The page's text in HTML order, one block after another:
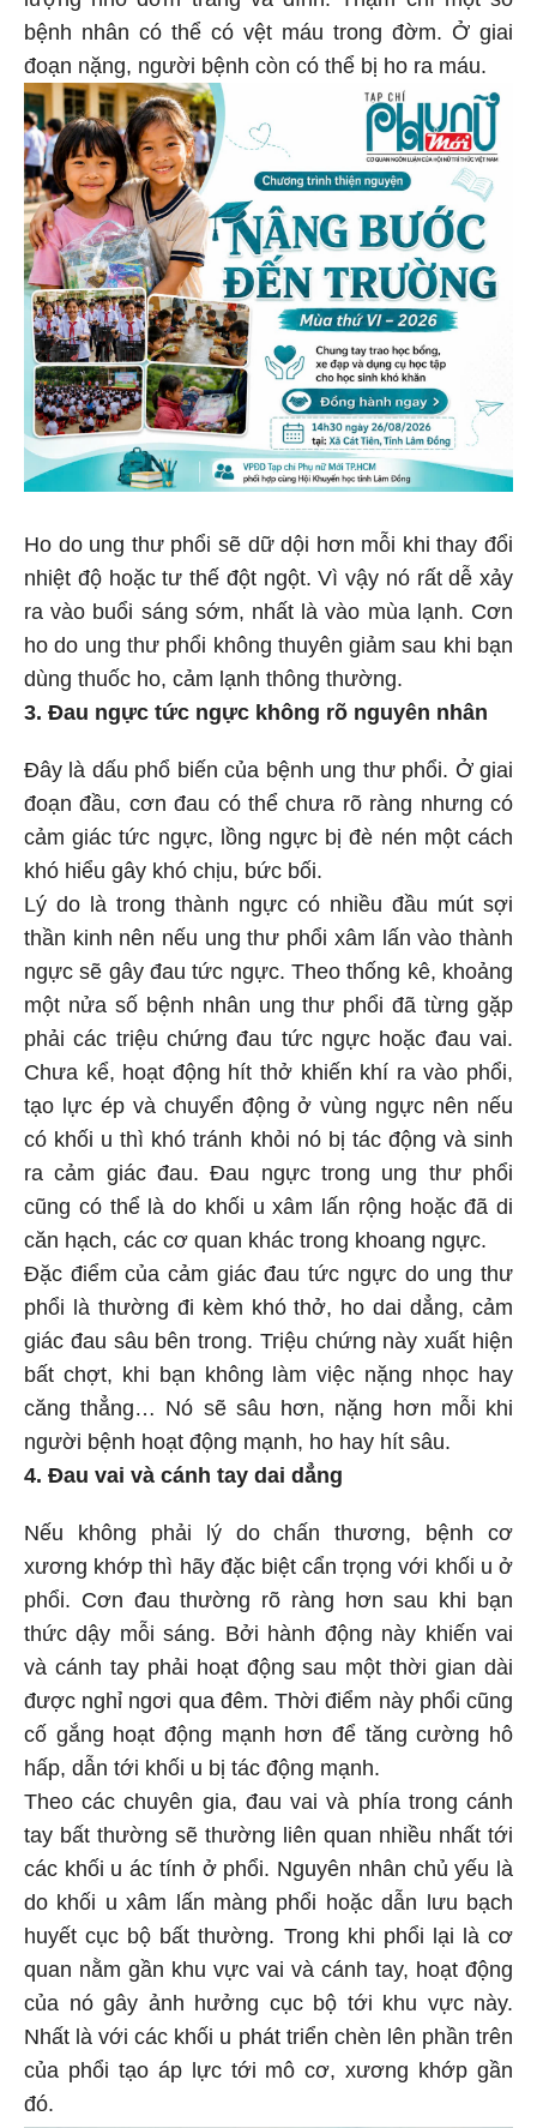
bệnh nhân có thể có vệt máu trong đờm. Ở giai
đoạn nặng, người bệnh còn có thể bị ho ra máu.
Ho do ung thư phổi sẽ dữ dội hơn mỗi khi thay đổi
nhiệt độ hoặc tư thế đột ngột. Vì vậy nó rất dễ xảy
ra vào buổi sáng sớm, nhất là vào mùa lạnh. Cơn
ho do ung thư phổi không thuyên giảm sau khi bạn
dùng thuốc ho, cảm lạnh thông thường.
3. Đau ngực tức ngực không rõ nguyên nhân
Đây là dấu phổ biến của bệnh ung thư phổi. Ở giai
đoạn đầu, cơn đau có thể chưa rõ ràng nhưng có
cảm giác tức ngực, lồng ngực bị đè nén một cách
khó hiểu gây khó chịu, bức bối.
Lý do là trong thành ngực có nhiều đầu mút sợi
thần kinh nên nếu ung thư phổi xâm lấn vào thành
ngực sẽ gây đau tức ngực. Theo thống kê, khoảng
một nửa số bệnh nhân ung thư phổi đã từng gặp
phải các triệu chứng đau tức ngực hoặc đau vai.
Chưa kể, hoạt động hít thở khiến khí ra vào phổi,
tạo lực ép và chuyển động ở vùng ngực nên nếu
có khối u thì khó tránh khỏi nó bị tác động và sinh
ra cảm giác đau. Đau ngực trong ung thư phổi
cũng có thể là do khối u xâm lấn rộng hoặc đã di
căn hạch, các cơ quan khác trong khoang ngực.
Đặc điểm của cảm giác đau tức ngực do ung thư
phổi là thường đi kèm khó thở, ho dai dẳng, cảm
giác đau sâu bên trong. Triệu chứng này xuất hiện
bất chợt, khi bạn không làm việc nặng nhọc hay
căng thẳng… Nó sẽ sâu hơn, nặng hơn mỗi khi
người bệnh hoạt động mạnh, ho hay hít sâu.
4. Đau vai và cánh tay dai dẳng
Nếu không phải lý do chấn thương, bệnh cơ
xương khớp thì hãy đặc biệt cẩn trọng với khối u ở
phổi. Cơn đau thường rõ ràng hơn sau khi bạn
thức dậy mỗi sáng. Bởi hành động này khiến vai
và cánh tay phải hoạt động sau một thời gian dài
được nghỉ ngơi qua đêm. Thời điểm này phổi cũng
cố gắng hoạt động mạnh hơn để tăng cường hô
hấp, dẫn tới khối u bị tác động mạnh.
Theo các chuyên gia, đau vai và phía trong cánh
tay bất thường sẽ thường liên quan nhiều nhất tới
các khối u ác tính ở phổi. Nguyên nhân chủ yếu là
do khối u xâm lấn màng phổi hoặc dẫn lưu bạch
huyết cục bộ bất thường. Trong khi phổi lại là cơ
quan nằm gần khu vực vai và cánh tay, hoạt động
của nó gây ảnh hưởng cục bộ tới khu vực này.
Nhất là với các khối u phát triển chèn lên phần trên
của phổi tạo áp lực tới mô cơ, xương khớp gần
đó.